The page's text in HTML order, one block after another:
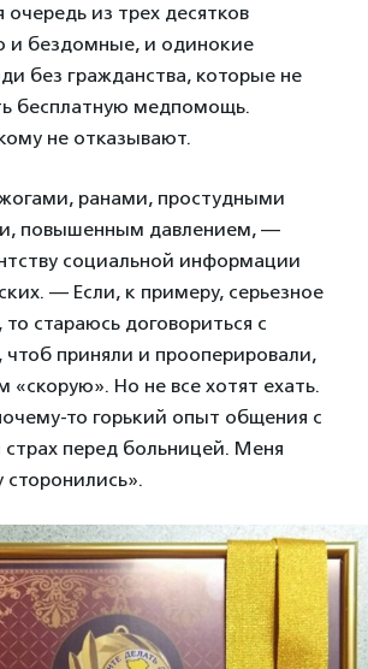
очередь из трех десятков
и бездомные, и одинокие
без гражданства, которые не
бесплатную медпомощь.
не отказывают.
ранами, простудными
повышенным давлением, —
социальной информации
— Если, к примеру, серьезное
стараюсь договориться с
чтоб приняли и прооперировали,
«скорую». Но не все хотят ехать.
то горький опыт общения с
перед больницей. Меня
сторонились».